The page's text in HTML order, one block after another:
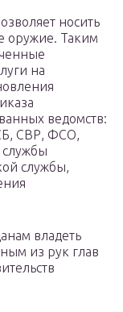
носить
оружие. Таким
на
ведомств:
СВР, ФСО,
службы,
владеть
из рук глав